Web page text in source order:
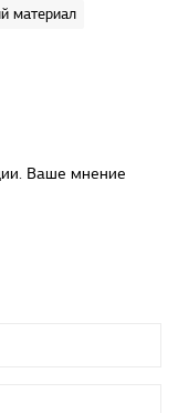
материал
Ваше мнение